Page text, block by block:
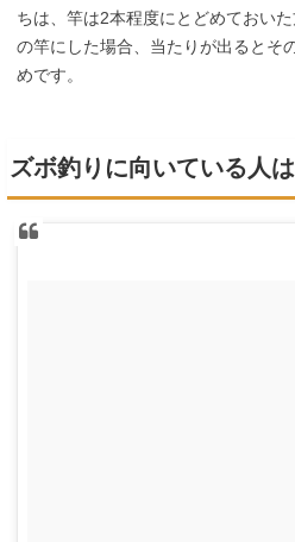
ちは、竿は2本程度にとどめておい
の竿にした場合、当たりが出るとそ
めです。
ズボ釣りに向いている人